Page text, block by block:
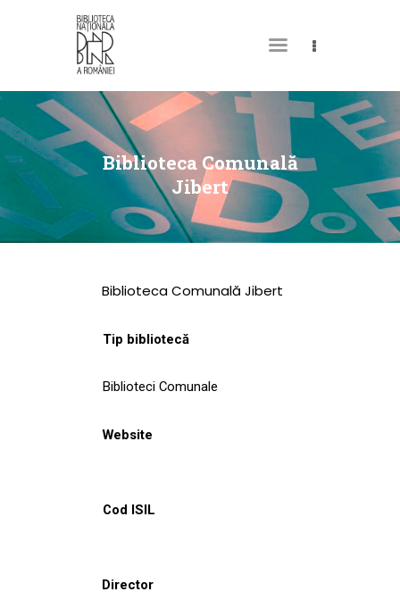
Biblioteca Comunală
Jibert
DESPRE NOI
PERMISUL MEU DE
BIBLIOTECĂ
CATALOAGE ȘI
COLECȚII
CULTURALE
NOUTĂȚI
Biblioteca Comunală Jibert
Tip bibliotecă
Biblioteci Comunale
Website
Cod ISIL
Director